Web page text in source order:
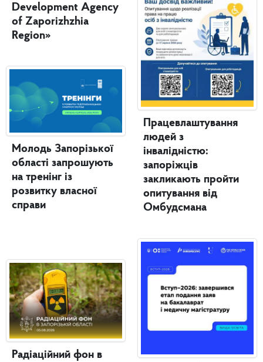
Development Agency
of Zaporizhzhia
Region»
Молодь Запорізької
області запрошують
на тренінг із
розвитку власної
справи
Радіаційний фон в
Працевлаштування
людей з
інвалідністю:
запоріжців
закликають пройти
опитування від
Омбудсмана